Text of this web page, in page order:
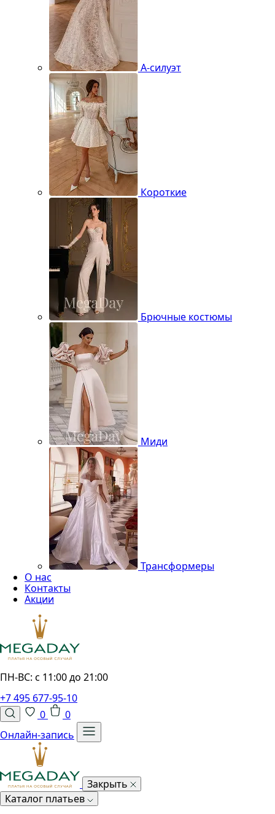
А-силуэт
Короткие
Брючные костюмы
Миди
Трансформеры
О нас
Контакты
Акции
ПН-ВС: с 11:00 до 21:00
+7 495 677-95-10
0
0
Онлайн-запись
Закрыть
Каталог платьев